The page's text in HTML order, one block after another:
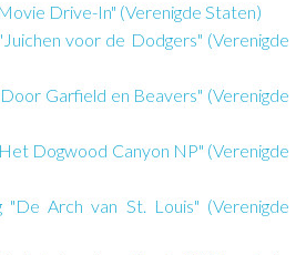
Drive-In" (Verenigde Staten)
voor de Dodgers" (Verenigde
Garfield en Beavers" (Verenigde
Dogwood Canyon NP" (Verenigde
"De Arch van St. Louis" (Verenigde